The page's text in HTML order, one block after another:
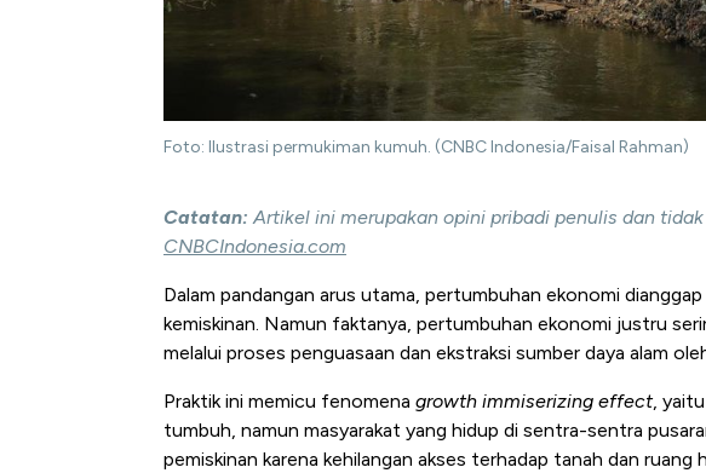
Foto: Ilustrasi permukiman kumuh. (CNBC Indonesia/Faisal Rahman)
Catatan: Artikel ini merupakan opini pribadi penulis dan
CNBCIndonesia.com
Dalam pandangan arus utama, pertumbuhan ekonomi
kemiskinan. Namun faktanya, pertumbuhan ekonomi justru
melalui proses penguasaan dan ekstraksi sumber daya alam
Praktik ini memicu fenomena growth immiserizing effect,
tumbuh, namun masyarakat yang hidup di sentra-sentra
pemiskinan karena kehilangan akses terhadap tanah dan ruang